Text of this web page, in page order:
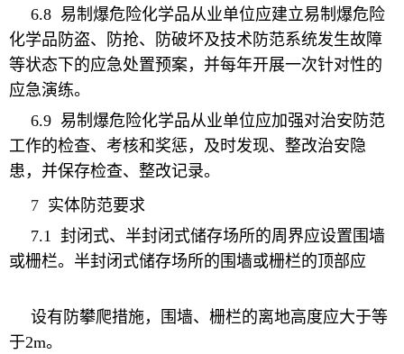
6.8 易制爆危险化学品从业单位应建立易制爆危险
化学品防盗、防抢、防破坏及技术防范系统发生故障
等状态下的应急处置预案，并每年开展一次针对性的
应急演练。
6.9 易制爆危险化学品从业单位应加强对治安防范
工作的检查、考核和奖惩，及时发现、整改治安隐
患，并保存检查、整改记录。
7 实体防范要求
7.1 封闭式、半封闭式储存场所的周界应设置围墙
或栅栏。半封闭式储存场所的围墙或栅栏的顶部应
设有防攀爬措施，
围墙、栅栏的离地高度应大于等
于2m。